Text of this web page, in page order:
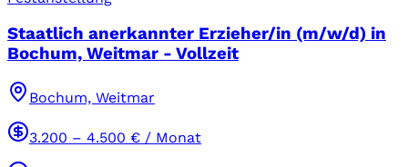
Staatlich anerkannter Erzieher/in (m/w/d) in
Bochum, Weitmar - Vollzeit
Bochum, Weitmar
3.200 – 4.500 € / Monat